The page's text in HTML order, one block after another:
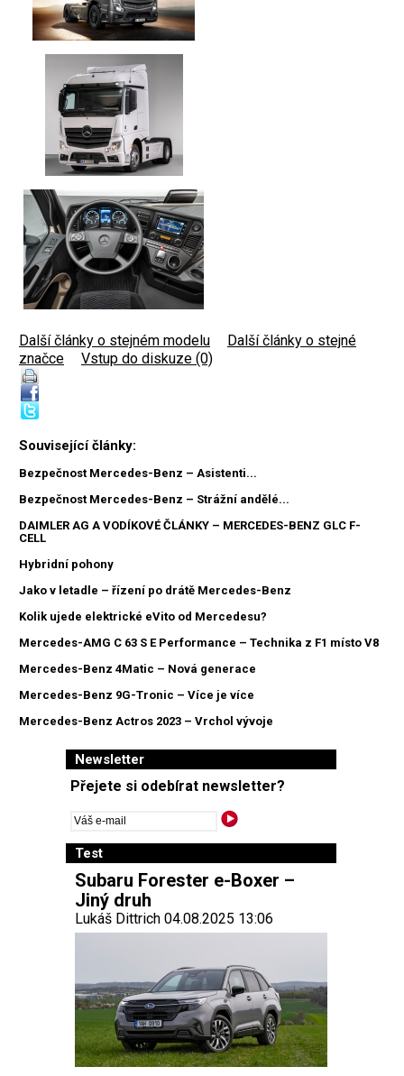
Další články o stejném modelu
Další články o stejné
značce
Vstup do diskuze (0)
Související články:
Bezpečnost Mercedes-Benz – Asistenti...
Bezpečnost Mercedes-Benz – Strážní andělé...
DAIMLER AG A VODÍKOVÉ ČLÁNKY – MERCEDES-BENZ GLC F-
CELL
Hybridní pohony
Jako v letadle – řízení po drátě Mercedes-Benz
Kolik ujede elektrické eVito od Mercedesu?
Mercedes-AMG C 63 S E Performance – Technika z F1 místo V8
Mercedes-Benz 4Matic – Nová generace
Mercedes-Benz 9G-Tronic – Více je více
Mercedes-Benz Actros 2023 – Vrchol vývoje
Newsletter
Přejete si odebírat newsletter?
Test
Subaru Forester e-Boxer –
Jiný druh
Lukáš Dittrich 04.08.2025 13:06